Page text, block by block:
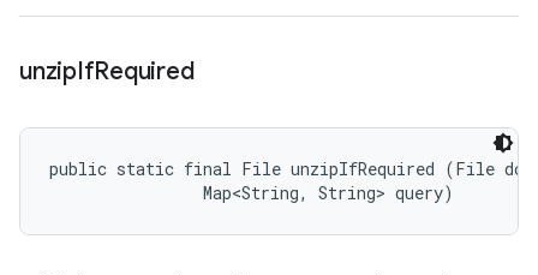
unzipIfRequired
public static final File unzipIfRequired (File
                Map<String, String> query)